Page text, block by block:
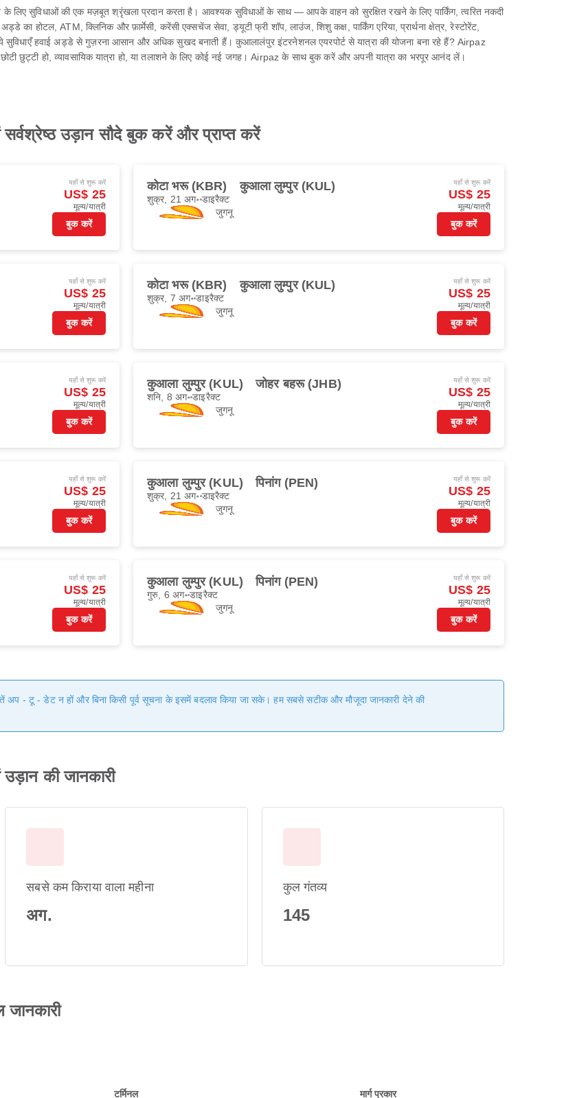
लिए सुविधाओं की एक मज़बूत श्रृंखला प्रदान करता है। आवश्यक सुविधाओं के साथ — आपके वाहन को सुरक्षित रखने के लिए पार्किंग, त्वरित नकदी
का होटल, ATM, क्लिनिक और फ़ार्मेसी, करेंसी एक्सचेंज सेवा, ड्यूटी फ्री शॉप, लाउंज, शिशु कक्ष, पार्किंग एरिया, प्रार्थना क्षेत्र, रेस्टोरेंट,
ये सुविधाएँ हवाई अड्डे से गुज़रना आसान और अधिक सुखद बनाती हैं। कुआलालंपुर इंटरनेशनल एयरपोर्ट से यात्रा की योजना बना रहे हैं? Airpaz
छुट्टी हो, व्यावसायिक यात्रा हो, या तलाशने के लिए कोई नई जगह। Airpaz के साथ बुक करें और अपनी यात्रा का भरपूर आनंद लें।
उड़ान सौदे बुक करें और प्राप्त करें
यहाँ से शुरू करें
US$ 25
मूल्य/यात्री
बुक करें
कोटा भरू (KBR) कुआला लुम्पुर (KUL)
शुक्र, 21 अग॰ डाइरैक्ट
जुगनू
यहाँ से शुरू करें
US$ 25
मूल्य/यात्री
बुक करें
यहाँ से शुरू करें
US$ 25
मूल्य/यात्री
बुक करें
कोटा भरू (KBR) कुआला लुम्पुर (KUL)
शुक्र, 7 अग॰डाइरैक्ट
जुगनू
यहाँ से शुरू करें
US$ 25
मूल्य/यात्री
बुक करें
यहाँ से शुरू करें
US$ 25
मूल्य/यात्री
बुक करें
कुआला लुम्पुर (KUL) जोहर बहरू (JHB)
शनि, 8 अग॰डाइरैक्ट
जुगनू
यहाँ से शुरू करें
US$ 25
मूल्य/यात्री
बुक करें
यहाँ से शुरू करें
US$ 25
मूल्य/यात्री
बुक करें
कुआला लुम्पुर (KUL) पिनांग (PEN)
शुक्र, 21 अग॰ डाइरैक्ट
जुगनू
यहाँ से शुरू करें
US$ 25
मूल्य/यात्री
बुक करें
यहाँ से शुरू करें
US$ 25
मूल्य/यात्री
बुक करें
कुआला लुम्पुर (KUL) पिनांग (PEN)
गुरु, 6 अग॰डाइरैक्ट
जुगनू
यहाँ से शुरू करें
US$ 25
मूल्य/यात्री
बुक करें
अप - टू - डेट न हों और बिना किसी पूर्व सूचना के इसमें बदलाव किया जा सके। हम सबसे सटीक और मौजूदा जानकारी देने की
की जानकारी
सबसे कम किराया वाला महीना
अग.
कुल गंतव्य
145
टर्मिनल मार्ग प्रकार